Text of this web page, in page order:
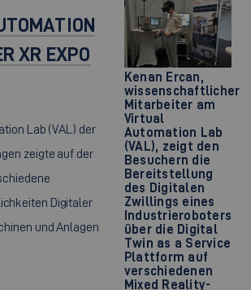
Kenan Ercan,
wissenschaftlicher
Mitarbeiter am
Virtual
Automation Lab
(VAL), zeigt den
Besuchern die
Bereitstellung
des Digitalen
Zwillings eines
Industrieroboters
über die Digital
Twin as a Service
Plattform auf
verschiedenen
Mixed Reality-
XR EXPO
Lab (VAL) der
zeigte auf der
Digitaler
und Anlagen